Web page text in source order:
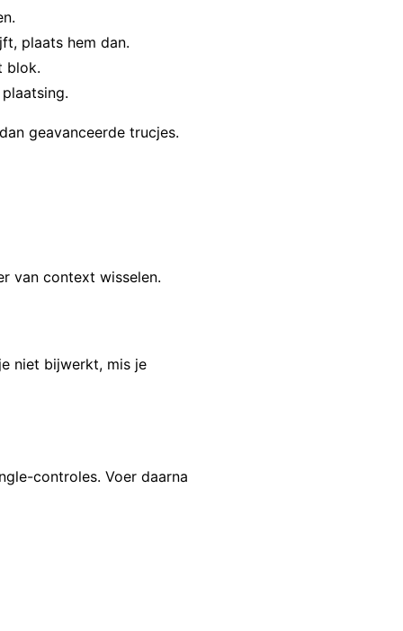
plaats hem dan.
blok.
geavanceerde trucjes.
van context wisselen.
niet bijwerkt, mis je
controles. Voer daarna